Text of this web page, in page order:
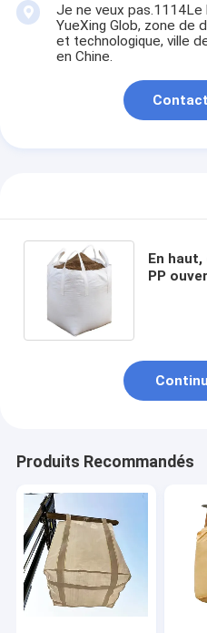
Je ne veux
YueXing Glob, zone de
et technologique, ville
en Chine.
En
PP
Produits Recommandés